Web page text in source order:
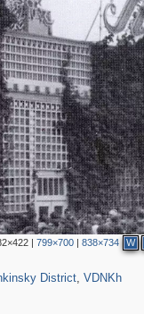
| 799×700 | 838×734 W
District, VDNKh